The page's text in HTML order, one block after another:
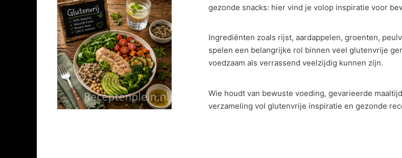
gezonde snacks: hier vind je volop inspiratie voor
Ingrediënten zoals rijst, aardappelen, groenten,
spelen een belangrijke rol binnen veel glutenvrije
voedzaam als verrassend veelzijdig kunnen zijn.
Wie houdt van bewuste voeding, gevarieerde
verzameling vol glutenvrije inspiratie en gezonde